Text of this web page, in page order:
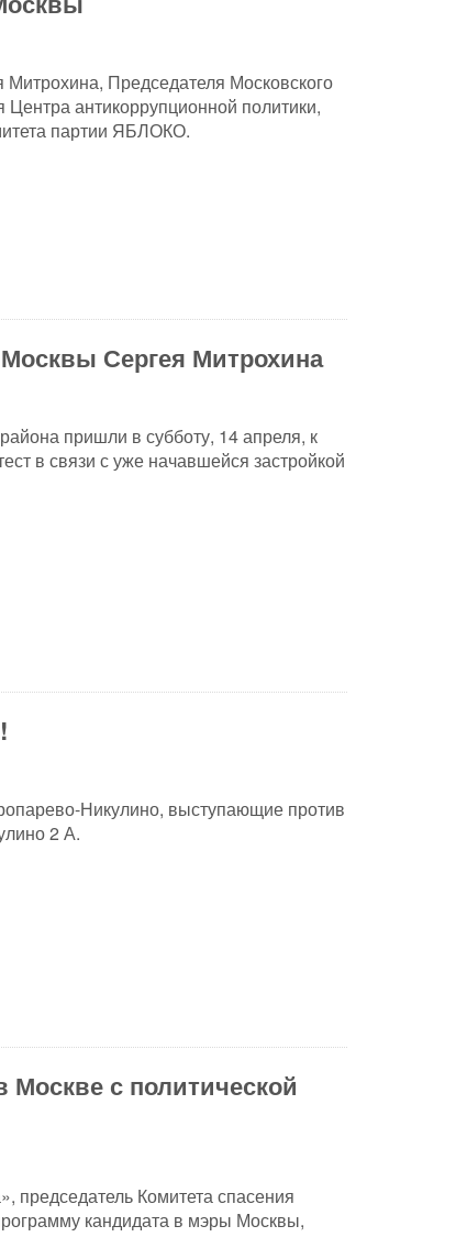
Митрохина, Председателя Московского
Центра антикоррупционной политики,
партии ЯБЛОКО.
Сергея Митрохина
пришли в субботу, 14 апреля, к
в связи с уже начавшейся застройкой
Никулино, выступающие против
2 А.
Москве с политической
председатель Комитета спасения
кандидата в мэры Москвы,